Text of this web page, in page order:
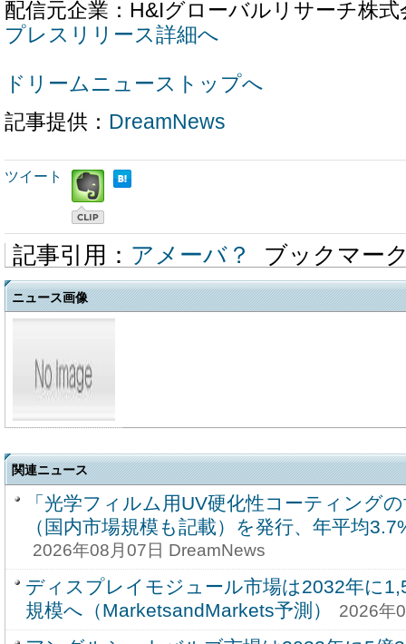
配信元企業：H&Iグローバルリサーチ株式
プレスリリース詳細へ
ドリームニューストップへ
記事提供： DreamNews
ツイート
記事引用： アメーバ？ ブックマー
ニュース画像
関連ニュース
「光学フィルム用UV硬化性コーティング
（国内市場規模も記載）を発行、年平均
2026年08月07日 DreamNews
ディスプレイモジュール市場は2032年に
規模へ（MarketsandMarkets予測）
2026年